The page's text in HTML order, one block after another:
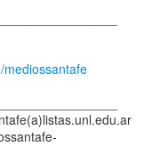
mediossantafe